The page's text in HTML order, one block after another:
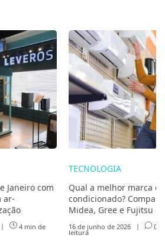
Janeiro com
ar-
| 4 min de
TECNOLOGIA
Qual a melhor marca
condicionado?
Midea, Gree e Fujitsu
16 de junho de 2026 | 0
leitura